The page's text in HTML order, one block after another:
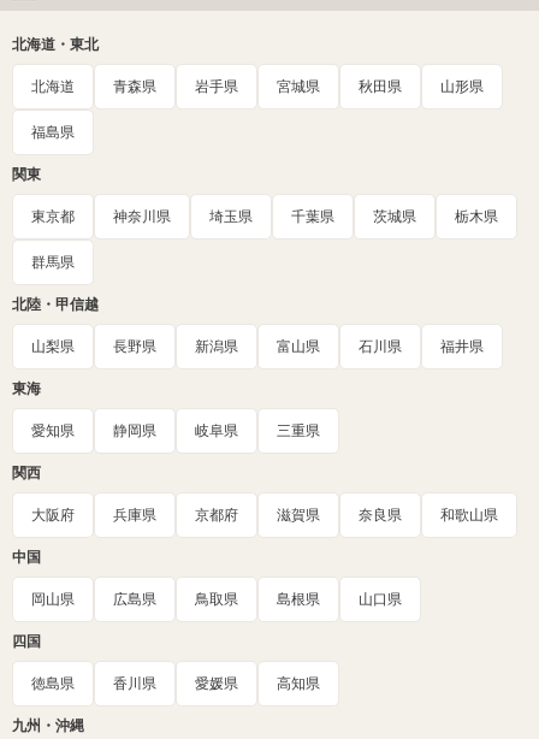
北海道・東北
北海道 青森県 岩手県 宮城県 秋田県 山形県
福島県
関東
東京都 神奈川県 埼玉県 千葉県 茨城県 栃木県
群馬県
北陸・甲信越
山梨県 長野県 新潟県 富山県 石川県 福井県
東海
愛知県 静岡県 岐阜県 三重県
関西
大阪府 兵庫県 京都府 滋賀県 奈良県 和歌山県
中国
岡山県 広島県 鳥取県 島根県 山口県
四国
徳島県 香川県 愛媛県 高知県
九州・沖縄